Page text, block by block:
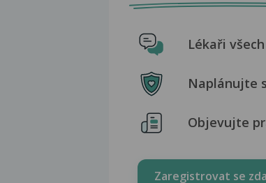
Lékaři
Naplánujte
Objevujte
Zaregistrovat se